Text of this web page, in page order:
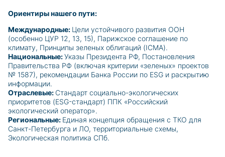
Ориентиры нашего пути:
Международные: Цели устойчивого развития ООН
(особенно ЦУР 12, 13, 15), Парижское соглашение по
климату, Принципы зеленых облигаций (ICMA).
Национальные:Указы Президента РФ, Постановления
Правительства РФ (включая критерии «зеленых» проектов
№ 1587), рекомендации Банка России по ESG и раскрытию
информации.
Отраслевые: Стандарт социально-экологических
приоритетов (ESG-стандарт) ППК «Российский
экологический оператор».
Региональные: Единая концепция обращения с ТКО для
Санкт-Петербурга и ЛО, территориальные схемы,
Экологическая политика СПб.